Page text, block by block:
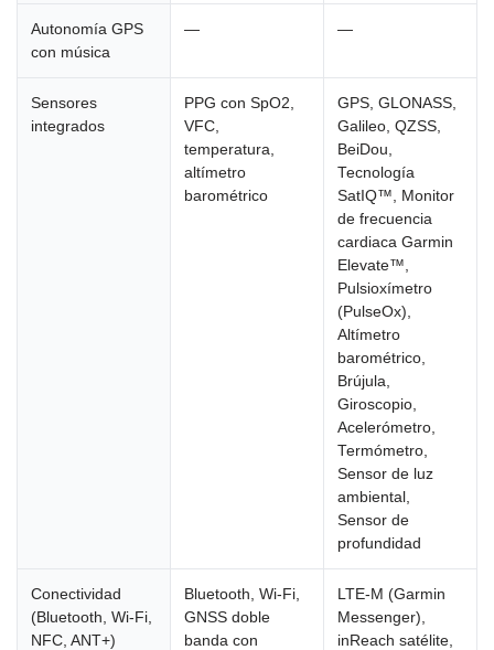
Autonomía GPS
con música
— —
Sensores
integrados
PPG con SpO2,
VFC,
temperatura,
altímetro
barométrico
GPS, GLONASS,
Galileo, QZSS,
BeiDou,
Tecnología
SatIQ™, Monitor
de frecuencia
cardiaca Garmin
Elevate™,
Pulsioxímetro
(PulseOx),
Altímetro
barométrico,
Brújula,
Giroscopio,
Acelerómetro,
Termómetro,
Sensor de luz
ambiental,
Sensor de
profundidad
Conectividad
(Bluetooth, Wi-Fi,
NFC, ANT+)
Bluetooth, Wi-Fi,
GNSS doble
banda con
LTE-M (Garmin
Messenger),
inReach satélite,